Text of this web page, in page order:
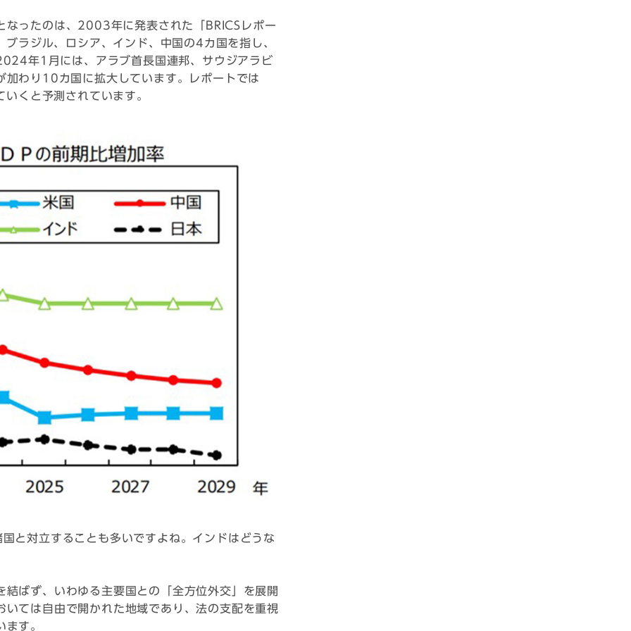
なったのは、2003年に発表された「BRICSレポー
ラジル、ロシア、インド、中国の4カ国を指し、
年1月には、アラブ首長国連邦、サウジアラビ
加わり10カ国に拡大しています。レポートでは
くと予測されています。
と対立することも多いですよね。インドはどうな
結ばず、いわゆる主要国との「全方位外交」を展開
ては自由で開かれた地域であり、法の支配を重視
す。